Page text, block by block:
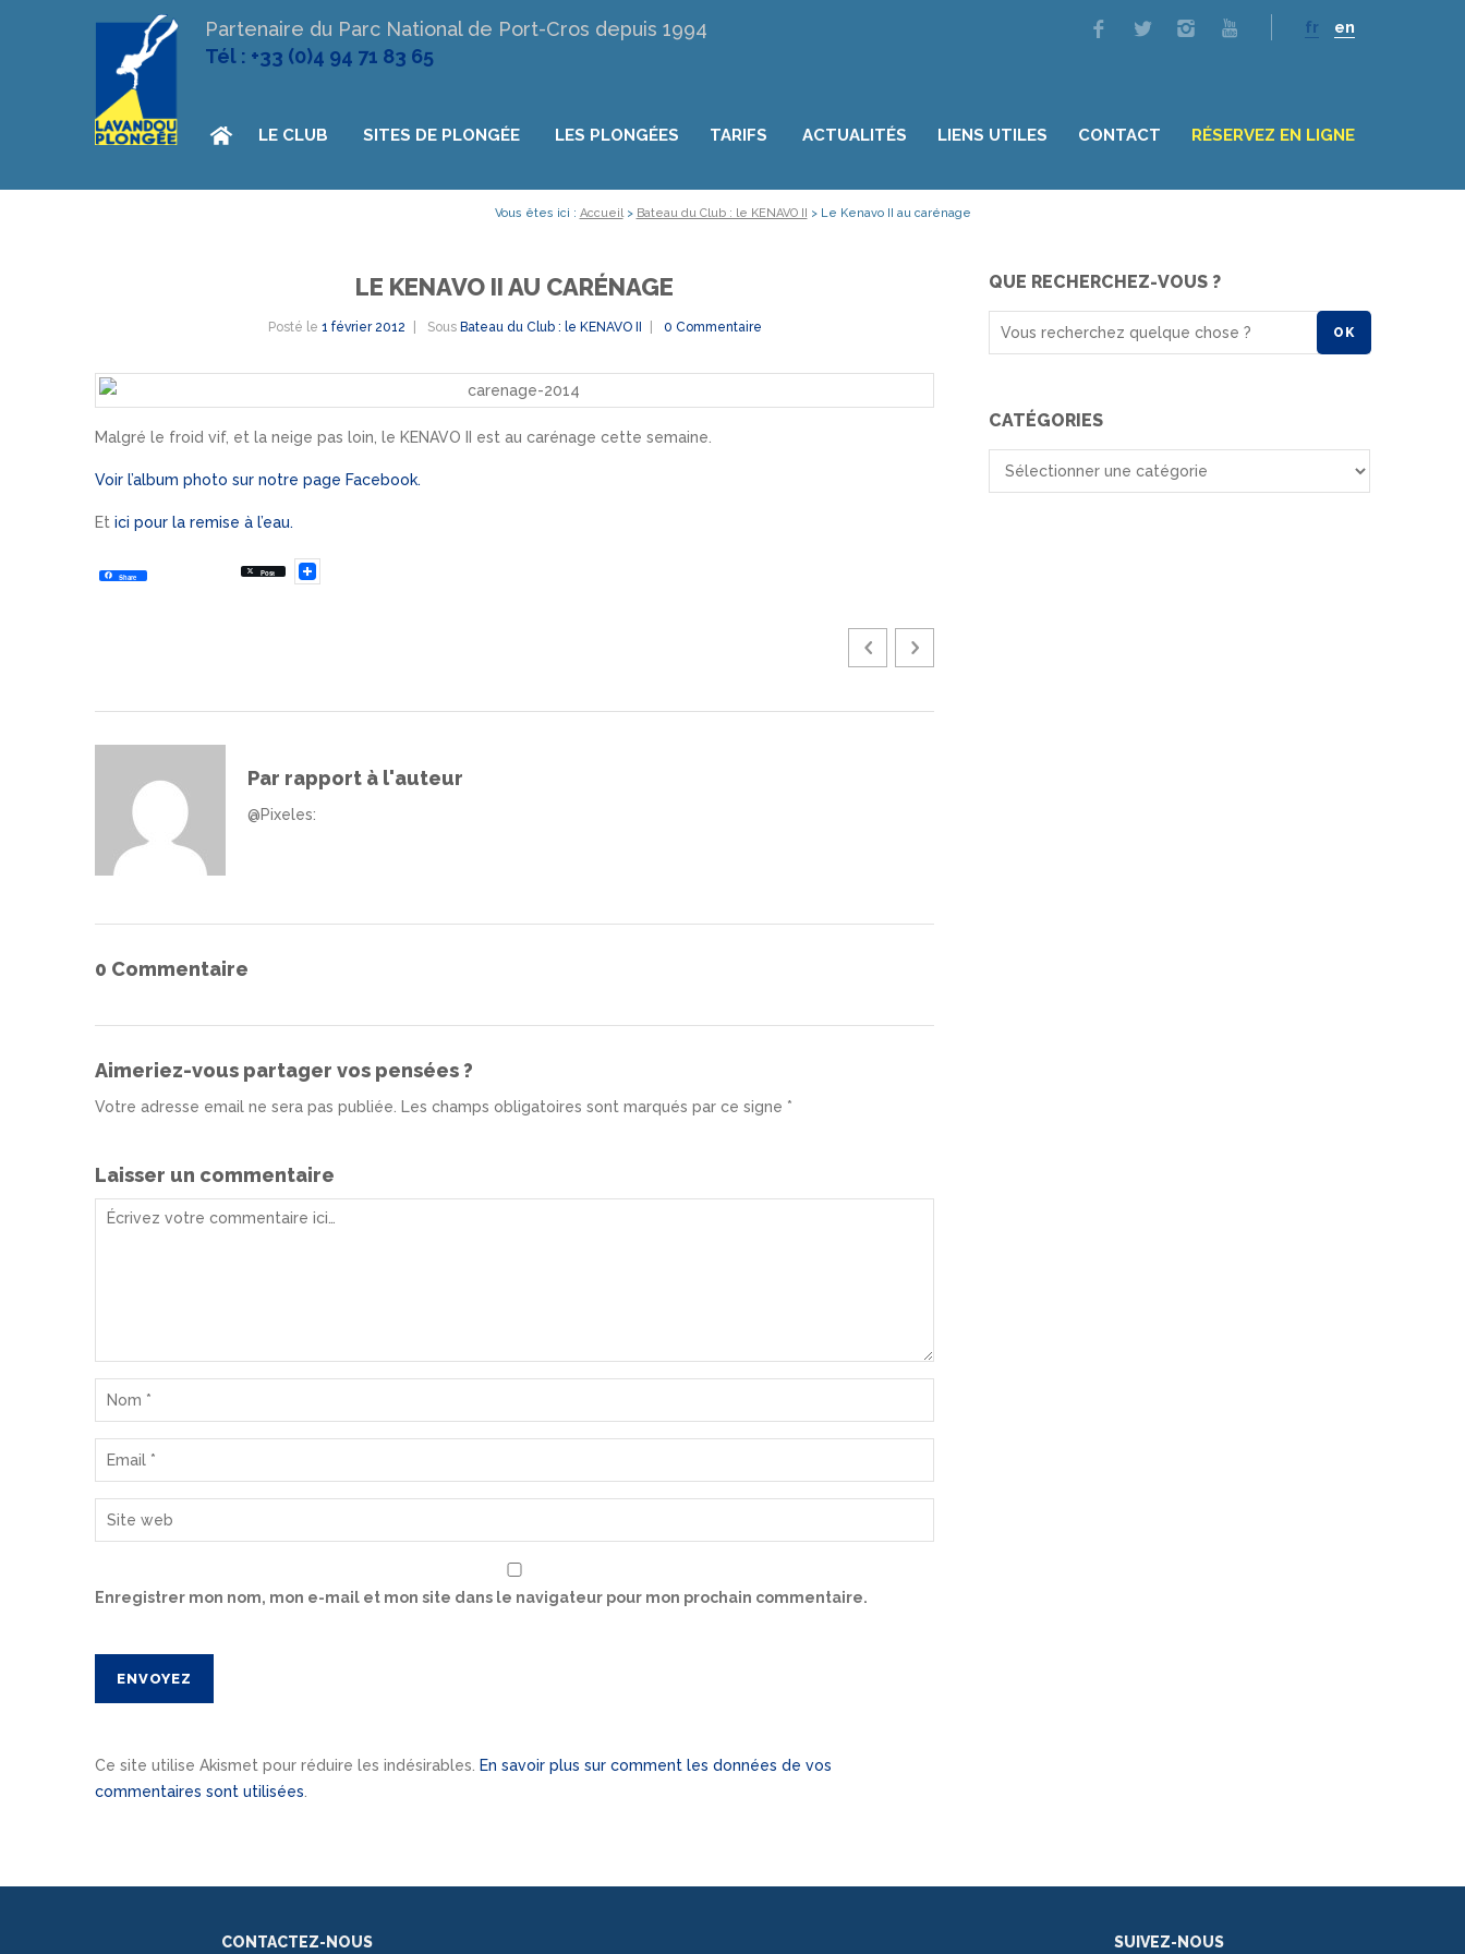
Partenaire du Parc National de Port-Cros depuis 1994
Tél : +33 (0)4 94 71 83 65
fr en
LE CLUB SITES DE PLONGÉE LES PLONGÉES TARIFS ACTUALITÉS LIENS UTILES CONTACT RÉSERVEZ EN LIGNE
Vous êtes ici : Accueil> Bateau du Club : le KENAVO II > Le Kenavo II au carénage
LE KENAVO II AU CARÉNAGE
Posté le 1 février 2012 Sous Bateau du Club : le KENAVO II 0 Commentaire
Malgré le froid vif, et la neige pas loin, le KENAVO II est au carénage cette semaine.
Voir l’album photo sur notre page Facebook.
Et ici pour la remise à l’eau.
Share Post
Par rapport à l'auteur
@Pixeles:
0 Commentaire
Aimeriez-vous partager vos pensées ?
Votre adresse email ne sera pas publiée. Les champs obligatoires sont marqués par ce signe *
Laisser un commentaire
Enregistrer mon nom, mon e-mail et mon site dans le navigateur pour mon prochain commentaire.
Ce site utilise Akismet pour réduire les indésirables. En savoir plus sur comment les données de vos
commentaires sont utilisées.
QUE RECHERCHEZ-VOUS ?
OK
CATÉGORIES
CONTACTEZ-NOUS SUIVEZ-NOUS